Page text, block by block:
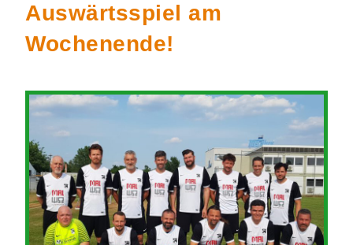
Auswärtsspiel am
Wochenende!